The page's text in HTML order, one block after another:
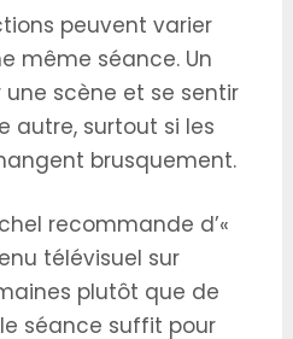
peuvent varier
même séance. Un
scène et se sentir
autre, surtout si les
brusquement.
recommande d’«
télévisuel sur
plutôt que de
séance suffit pour